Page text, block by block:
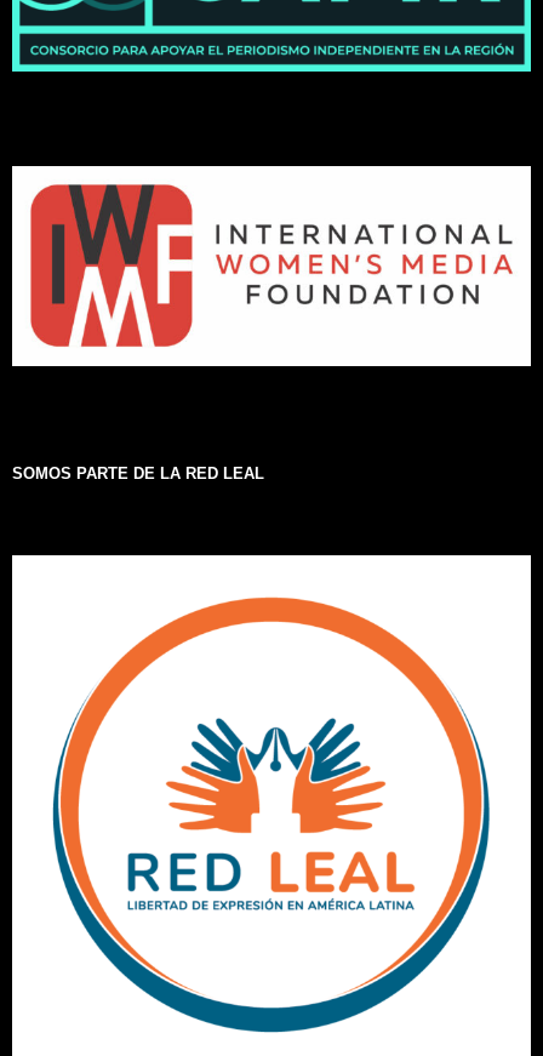
SOMOS PARTE DE LA RED LEAL